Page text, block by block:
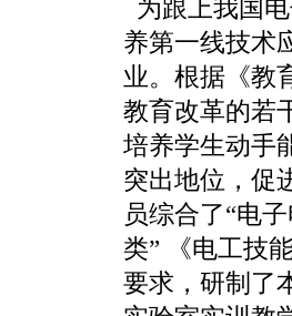
为跟上我国
养第一线技术
业。根据《教
教育改革的若
培养学生动手
突出地位，促
员综合了“电
类” 《电工技
要求，研制了